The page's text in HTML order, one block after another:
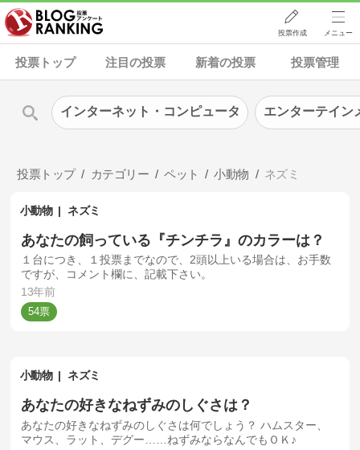
投票作成 メニュー
投票トップ 注目の投票 新着の投票 投票管理
投票トップ カテゴリー ペット 小動物 ネズミ
小動物 ネズミ
あなたの飼っている『チンチラ』のカラーは？
１台につき、１投票までなので、2頭以上いる場合は、お手数
ですが、コメント欄に、記載下さい。
13年前
54
小動物 ネズミ
あなたの好きなねずみのしぐさは？
あなたの好きなねずみのしぐさは何でしょう？ ハムスター、
マウス、ラット、デグー……ねずみならなんでもＯＫ♪
インターネット・コンピュータ エンターテイン